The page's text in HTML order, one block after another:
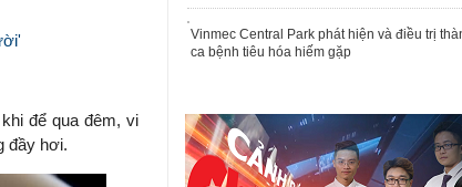
để qua đêm, vi
đầy hơi.
Vinmec Central Park phát hiện và điều trị
ca bệnh tiêu hóa hiếm gặp